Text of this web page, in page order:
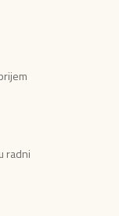
radni